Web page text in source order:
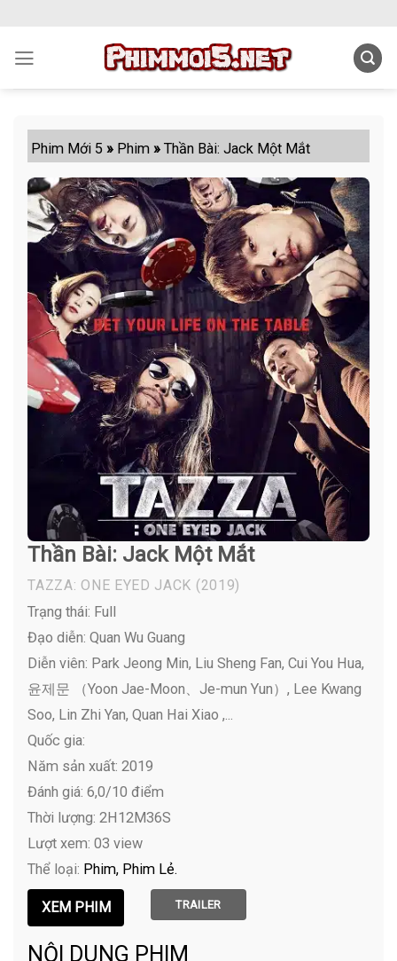
content
Phim Mới 5 » Phim »Thần Bài: Jack Một Mắt
Thần Bài: Jack Một Mắt
TAZZA: ONE EYED JACK (2019)
Trạng thái: Full
Đạo diễn: Quan Wu Guang
Diễn viên: Park Jeong Min, Liu Sheng Fan, Cui You Hua,
윤제문 （Yoon Jae-Moon、Je-mun Yun）, Lee Kwang
Soo, Lin Zhi Yan, Quan Hai Xiao ,...
Quốc gia:
Năm sản xuất: 2019
Đánh giá: 6,0/10 điểm
Thời lượng: 2H12M36S
Lượt xem: 03 view
Thể loại: Phim Phim Lẻ
TRAILER
NỘI DUNG PHIM